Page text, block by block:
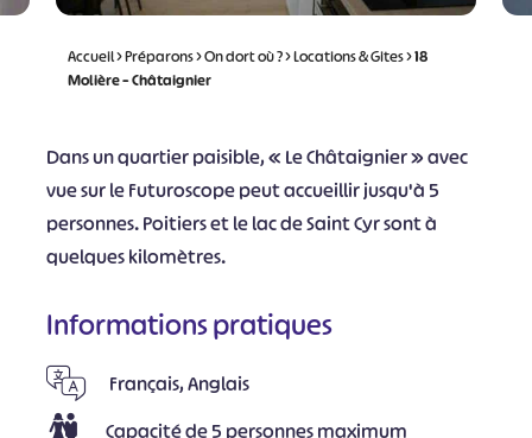
Accueil>Préparons>On dort où ?>Locations & Gites>18
Molière – Châtaignier
Dans un quartier paisible, « Le Châtaignier » avec
vue sur le Futuroscope peut accueillir jusqu'à 5
personnes. Poitiers et le lac de Saint Cyr sont à
quelques kilomètres.
Informations pratiques
Français, Anglais
Capacité de 5 personnes maximum